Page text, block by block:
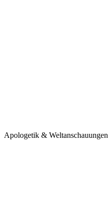
Apologetik & Weltanschauungen